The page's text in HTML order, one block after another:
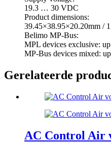
19.3 … 30 VDC
Product dimensions:
39.45×38.95×20.20mm /
Belimo MP-Bus:
MPL devices exclusive:
MP-Bus devices mixed:
Gerelateerde
AC Control Air